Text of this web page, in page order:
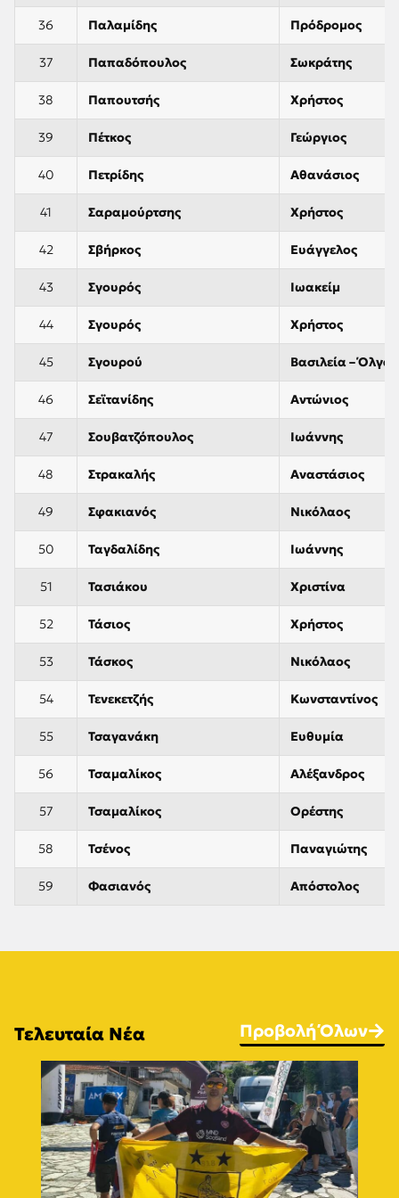
36 Παλαμίδης Πρόδρομος
37 Παπαδόπουλος Σωκράτης
38 Παπουτσής Χρήστος
39 Πέτκος Γεώργιος
40 Πετρίδης Αθανάσιος
41 Σαραμούρτσης Χρήστος
42 Σβήρκος Ευάγγελος
43 Σγουρός Ιωακείμ
44 Σγουρός Χρήστος
45 Σγουρού Βασιλεία – Όλγα
46 Σεϊτανίδης Αντώνιος
47 Σουβατζόπουλος Ιωάννης
48 Στρακαλής Αναστάσιος
49 Σφακιανός Νικόλαος
50 Ταγδαλίδης Ιωάννης
51 Τασιάκου Χριστίνα
52 Τάσιος Χρήστος
53 Τάσκος Νικόλαος
54 Τενεκετζής Κωνσταντίνος
55 Τσαγανάκη Ευθυμία
56 Τσαμαλίκος Αλέξανδρος
57 Τσαμαλίκος Ορέστης
58 Τσένος Παναγιώτης
59 Φασιανός Απόστολος
Τελευταία Νέα Προβολή Όλων